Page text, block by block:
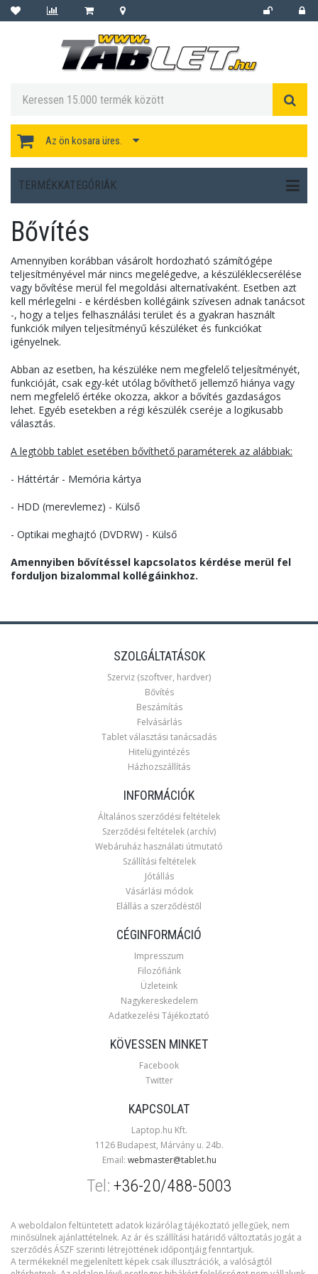
Az ön kosara üres.
TERMÉKKATEGÓRIÁK
Bővítés
Amennyiben korábban vásárolt hordozható számítógépe
teljesítményével már nincs megelégedve, a készüléklecserélése
vagy bővítése merül fel megoldási alternatívaként. Esetben azt
kell mérlegelni - e kérdésben kollégáink szívesen adnak tanácsot
-, hogy ateljes felhasználási terület és a gyakran használt
funkciók milyenteljesítményű készüléket és funkciókat
igényelnek.
Abban az esetben, ha készüléke nem megfelelő teljesítményét,
funkcióját, csak egy-két utólag bővíthető jellemző hiánya vagy
nem megfelelő értéke okozza, akkor a bővítés gazdaságos
lehet. Egyéb esetekben a régi készülék cseréje a logikusabb
választás.
A legtöbb tablet esetében bővíthető paraméterek az alábbiak:
- Háttértár - Memória kártya
- HDD (merevlemez) - Külső
- Optikai meghajtó (DVDRW) - Külső
Amennyiben bővítéssel kapcsolatos kérdése merül fel
forduljon bizalommal kollégáinkhoz.
SZOLGÁLTATÁSOK
Szerviz (szoftver, hardver)
Bővítés
Beszámítás
Felvásárlás
Tablet választási tanácsadás
Hitelügyintézés
Házhozszállítás
INFORMÁCIÓK
Általános szerződési feltételek
Szerződési feltételek (archív)
Webáruház használati útmutató
Szállítási feltételek
Jótállás
Vásárlási módok
Elállás a szerződéstől
CÉGINFORMÁCIÓ
Impresszum
Filozófiánk
Üzleteink
Nagykereskedelem
Adatkezelési Tájékoztató
KÖVESSEN MINKET
Facebook
Twitter
KAPCSOLAT
Laptop.hu Kft.
1126 Budapest, Márvány u. 24b.
Email: webmaster@tablet.hu
Tel: +36-20/488-5003
A weboldalon feltüntetett adatok kizárólag tájékoztató jellegűek, nem
minősülnek ajánlattételnek. Az ár és szállítási határidő változtatás jogát a
szerződés ÁSZF szerinti létrejöttének időpontjáig fenntartjuk.
A termékeknél megjelenített képek csak illusztrációk, a valóságtól